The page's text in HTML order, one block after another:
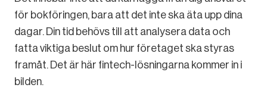
för bokföringen, bara att det inte ska äta upp dina
dagar. Din tid behövs till att analysera data och
fatta viktiga beslut om hur företaget ska styras
framåt. Det är här fintech-lösningarna kommer in i
bilden.